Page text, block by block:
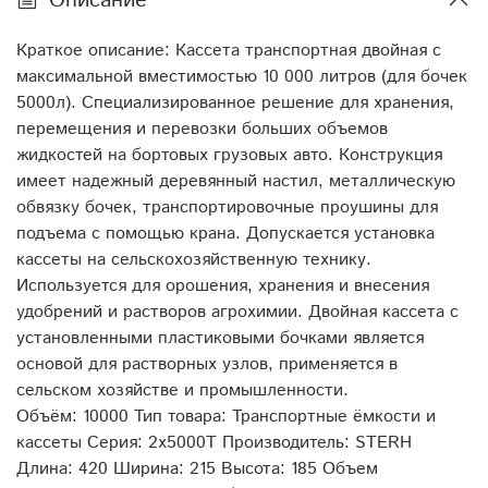
Краткое описание: Кассета транспортная двойная с
максимальной вместимостью 10 000 литров (для бочек
5000л). Специализированное решение для хранения,
перемещения и перевозки больших объемов
жидкостей на бортовых грузовых авто. Конструкция
имеет надежный деревянный настил, металлическую
обвязку бочек, транспортировочные проушины для
подъема с помощью крана. Допускается установка
кассеты на сельскохозяйственную технику.
Используется для орошения, хранения и внесения
удобрений и растворов агрохимии. Двойная кассета с
установленными пластиковыми бочками является
основой для растворных узлов, применяется в
сельском хозяйстве и промышленности.
Объём: 10000 Тип товара: Транспортные ёмкости и
кассеты Серия: 2х5000T Производитель: STERH
Длина: 420 Ширина: 215 Высота: 185 Объем